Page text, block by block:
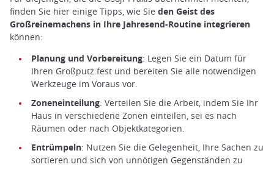
finden Sie hier einige Tipps, wie Sie den Geist des
Großreinemachens in Ihre Jahresend-Routine integrieren
können:
Planung und Vorbereitung: Legen Sie ein Datum für
Ihren Großputz fest und bereiten Sie alle notwendigen
Werkzeuge im Voraus vor.
Zoneneinteilung: Verteilen Sie die Arbeit, indem Sie Ihr
Haus in verschiedene Zonen einteilen, sei es nach
Räumen oder nach Objektkategorien.
Entrümpeln: Nutzen Sie die Gelegenheit, Ihre Sachen zu
sortieren und sich von unnötigen Gegenständen zu